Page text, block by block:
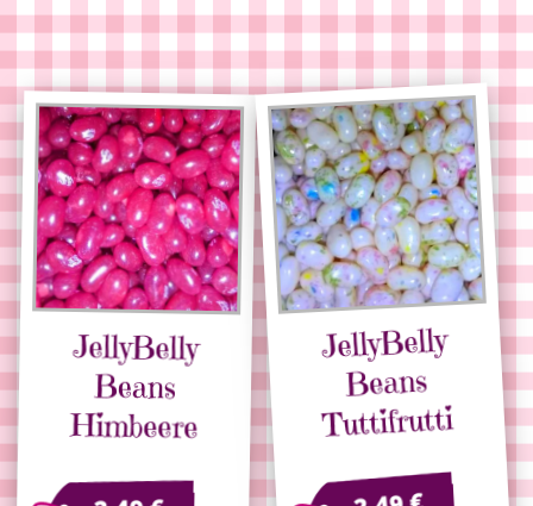
JellyBelly
Beans
Himbeere
JellyBelly
Beans
Tuttifrutti